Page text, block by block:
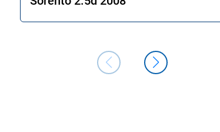
отличный результат.